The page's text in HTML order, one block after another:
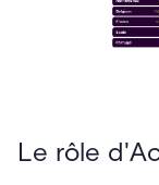
Le rôle